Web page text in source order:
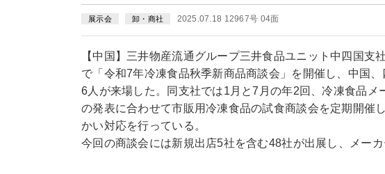
展示会 卸・商社 2025.07.18 12967号 04面
【中国】三井物産流通グループ三井食品ユニット中四国支
で「令和7年冷凍食品秋季新商品商談会」を開催し、中国
6人が来場した。同支社では1月と7月の年2回、冷凍食品メ
の発表に合わせて市販用冷凍食品の試食商談会を定期開催
かい対応を行っている。
今回の商談会には新規出店5社を含む48社が出展し、メー